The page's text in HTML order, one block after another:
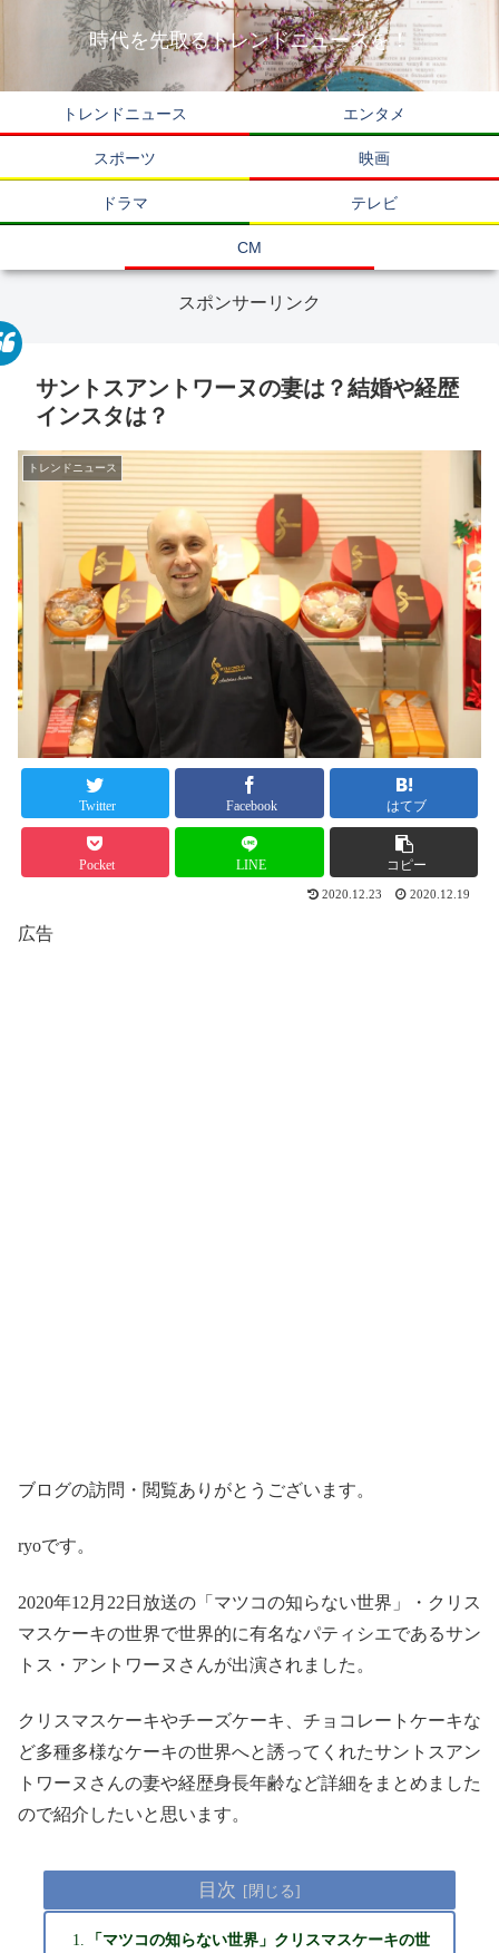
時代を先取るトレンドニュースを！
トレンドニュース エンタメ
スポーツ 映画
ドラマ テレビ
CM
スポンサーリンク
サントスアントワーヌの妻は？結婚や経歴
インスタは？
トレンドニュース
Twitter Facebook はてブ
Pocket LINE コピー
2020.12.23 2020.12.19
広告
ブログの訪問・閲覧ありがとうございます。
ryoです。
2020年12月22日放送の「マツコの知らない世界」・クリス
マスケーキの世界で世界的に有名なパティシエであるサン
トス・アントワーヌさんが出演されました。
クリスマスケーキやチーズケーキ、チョコレートケーキな
ど多種多様なケーキの世界へと誘ってくれたサントスアン
トワーヌさんの妻や経歴身長年齢など詳細をまとめました
ので紹介したいと思います。
目次
「マツコの知らない世界」クリスマスケーキの世